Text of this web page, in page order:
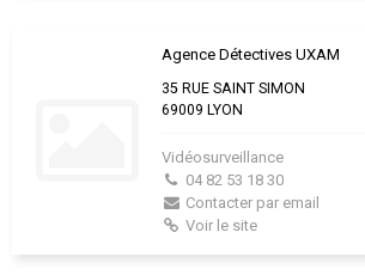
Agence Détectives UXAM
35 RUE SAINT SIMON
69009 LYON
Vidéosurveillance
04 82 53 18 30
Contacter par email
Voir le site